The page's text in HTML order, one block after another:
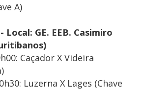
A)
Local: GE. EEB. Casimiro
Caçador X Videira
Luzerna X Lages (Chave